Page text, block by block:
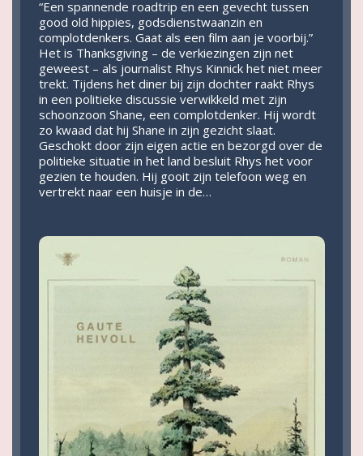
“Een spannende roadtrip en een gevecht tussen
good old hippies, godsdienstwaanzin en
complotdenkers. Gaat als een film aan je voorbij.”
Het is Thanksgiving – de verkiezingen zijn net
geweest – als journalist Rhys Kinnick het niet meer
trekt. Tijdens het diner bij zijn dochter raakt Rhys
in een politieke discussie verwikkeld met zijn
schoonzoon Shane, een complotdenker. Hij wordt
zo kwaad dat hij Shane in zijn gezicht slaat.
Geschokt door zijn eigen actie en bezorgd over de
politieke situatie in het land besluit Rhys het voor
gezien te houden. Hij gooit zijn telefoon weg en
vertrekt naar een huisje in de…